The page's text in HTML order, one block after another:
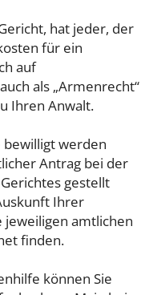
hat jeder, der
für ein
auf
als „Armenrecht“
Ihren Anwalt.
werden
Antrag bei der
gestellt
Ihrer
jeweiligen amtlichen
finden.
können Sie